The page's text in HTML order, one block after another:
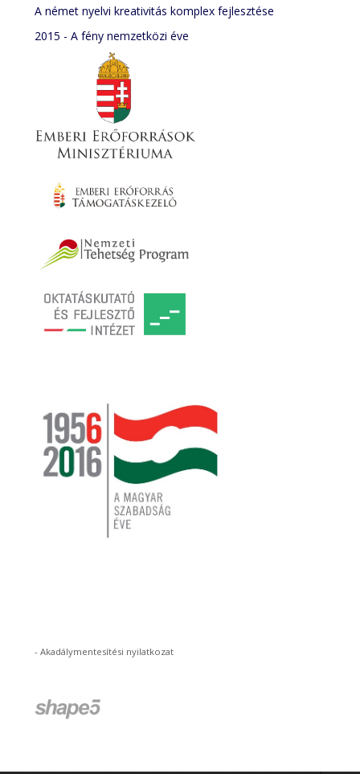
A német nyelvi kreativitás komplex fejlesztése
2015 - A fény nemzetközi éve
-Akadálymentesítési nyilatkozat